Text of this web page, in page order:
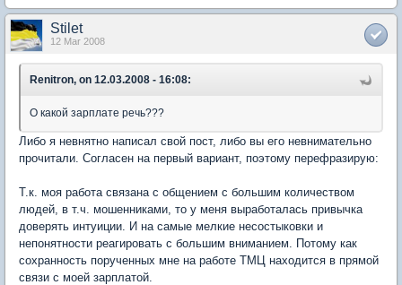
Stilet
12 Mar 2008
Renitron, on 12.03.2008 - 16:08:
О какой зарплате речь???
Либо я невнятно написал свой пост, либо вы его невнимательно
прочитали. Согласен на первый вариант, поэтому перефразирую:
Т.к. моя работа связана с общением с большим количеством
людей, в т.ч. мошенниками, то у меня выработалась привычка
доверять интуиции. И на самые мелкие несостыковки и
непонятности реагировать с большим вниманием. Потому как
сохранность порученных мне на работе ТМЦ находится в прямой
связи с моей зарплатой.